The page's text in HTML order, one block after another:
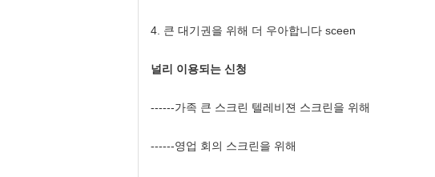
4. 큰 대기권을 위해 더 우아합니다 sceen
널리 이용되는 신청
------가족 큰 스크린 텔레비젼 스크린을 위해
------영업 회의 스크린을 위해